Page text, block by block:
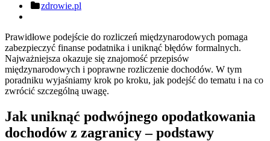
zdrowie.pl
Prawidłowe podejście do rozliczeń międzynarodowych pomaga
zabezpieczyć finanse podatnika i uniknąć błędów formalnych.
Najważniejsza okazuje się znajomość przepisów
międzynarodowych i poprawne rozliczenie dochodów. W tym
poradniku wyjaśniamy krok po kroku, jak podejść do tematu i na co
zwrócić szczególną uwagę.
Jak uniknąć podwójnego opodatkowania
dochodów z zagranicy – podstawy